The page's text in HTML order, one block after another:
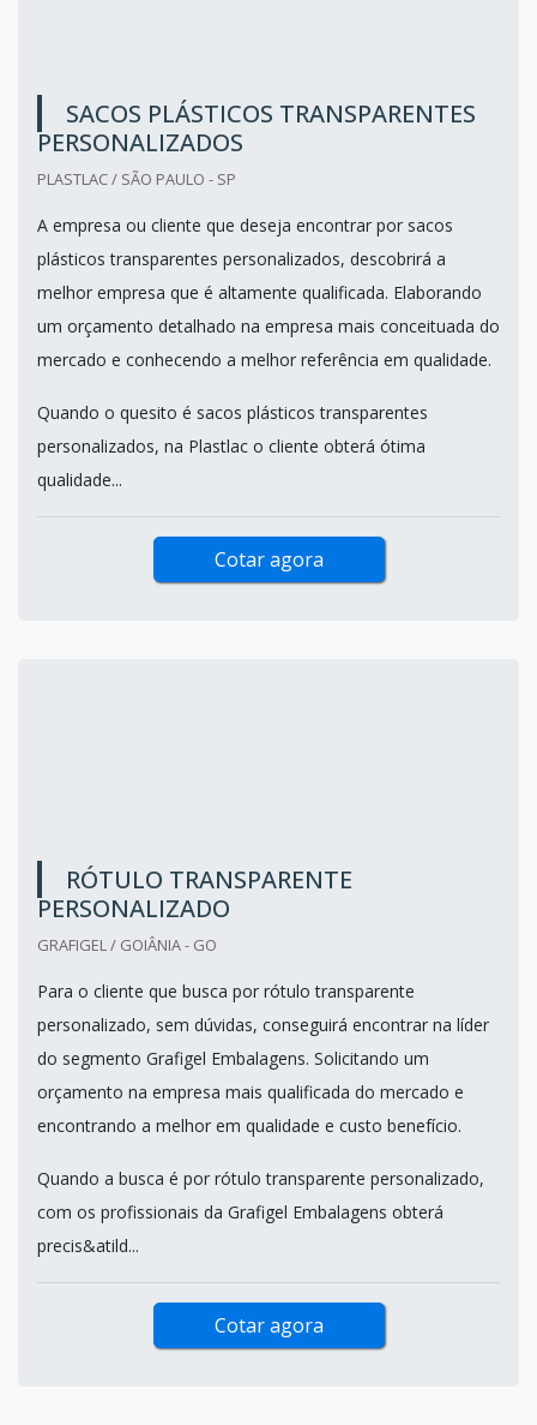
SACOS PLÁSTICOS TRANSPARENTES
PERSONALIZADOS
PLASTLAC / SÃO PAULO - SP
A empresa ou cliente que deseja encontrar por sacos
plásticos transparentes personalizados, descobrirá a
melhor empresa que é altamente qualificada. Elaborando
um orçamento detalhado na empresa mais conceituada do
mercado e conhecendo a melhor referência em qualidade.
Quando o quesito é sacos plásticos transparentes
personalizados, na Plastlac o cliente obterá ótima
qualidade...
Cotar agora
RÓTULO TRANSPARENTE
PERSONALIZADO
GRAFIGEL / GOIÂNIA - GO
Para o cliente que busca por rótulo transparente
personalizado, sem dúvidas, conseguirá encontrar na líder
do segmento Grafigel Embalagens. Solicitando um
orçamento na empresa mais qualificada do mercado e
encontrando a melhor em qualidade e custo benefício.
Quando a busca é por rótulo transparente personalizado,
com os profissionais da Grafigel Embalagens obterá
precis&atild...
Cotar agora